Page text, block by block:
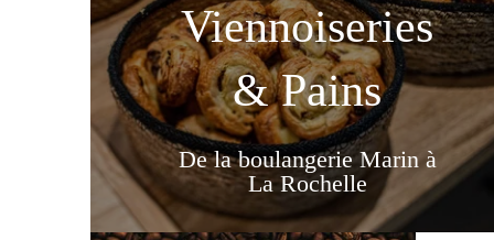
Viennoiseries
& Pains
De la boulangerie Marin à
La Rochelle